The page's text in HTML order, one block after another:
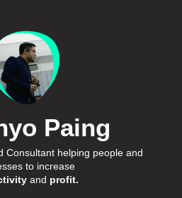
Paing
Consultant helping people and
to increase
and profit.